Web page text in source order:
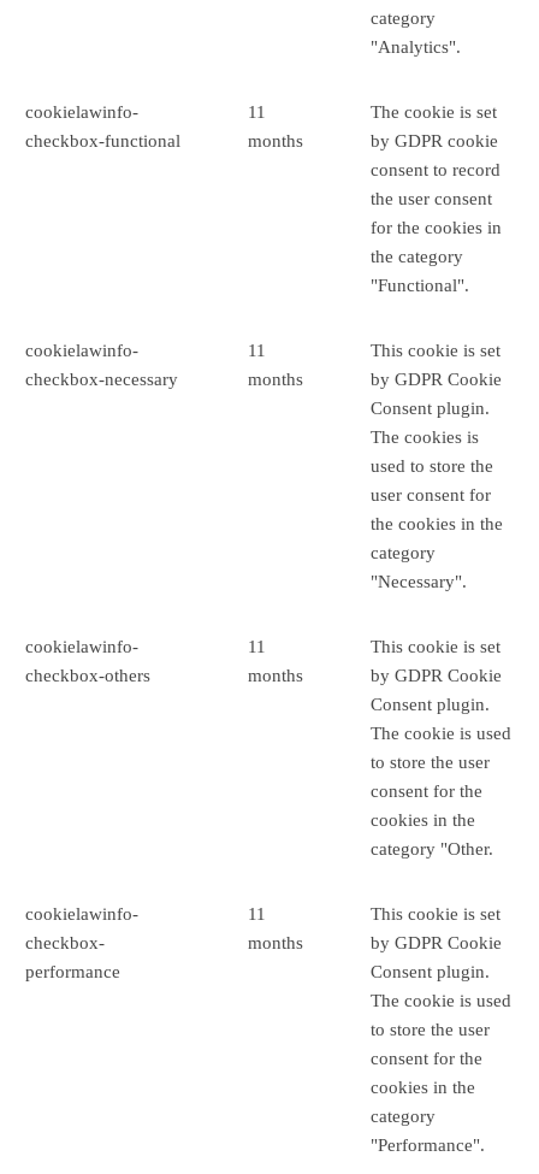
category
"Analytics".
cookielawinfo-
checkbox-functional
11
months
The cookie is set
by GDPR cookie
consent to record
the user consent
for the cookies in
the category
"Functional".
cookielawinfo-
checkbox-necessary
11
months
This cookie is set
by GDPR Cookie
Consent plugin.
The cookies is
used to store the
user consent for
the cookies in the
category
"Necessary".
cookielawinfo-
checkbox-others
11
months
This cookie is set
by GDPR Cookie
Consent plugin.
The cookie is used
to store the user
consent for the
cookies in the
category "Other.
cookielawinfo-
checkbox-
performance
11
months
This cookie is set
by GDPR Cookie
Consent plugin.
The cookie is used
to store the user
consent for the
cookies in the
category
"Performance".